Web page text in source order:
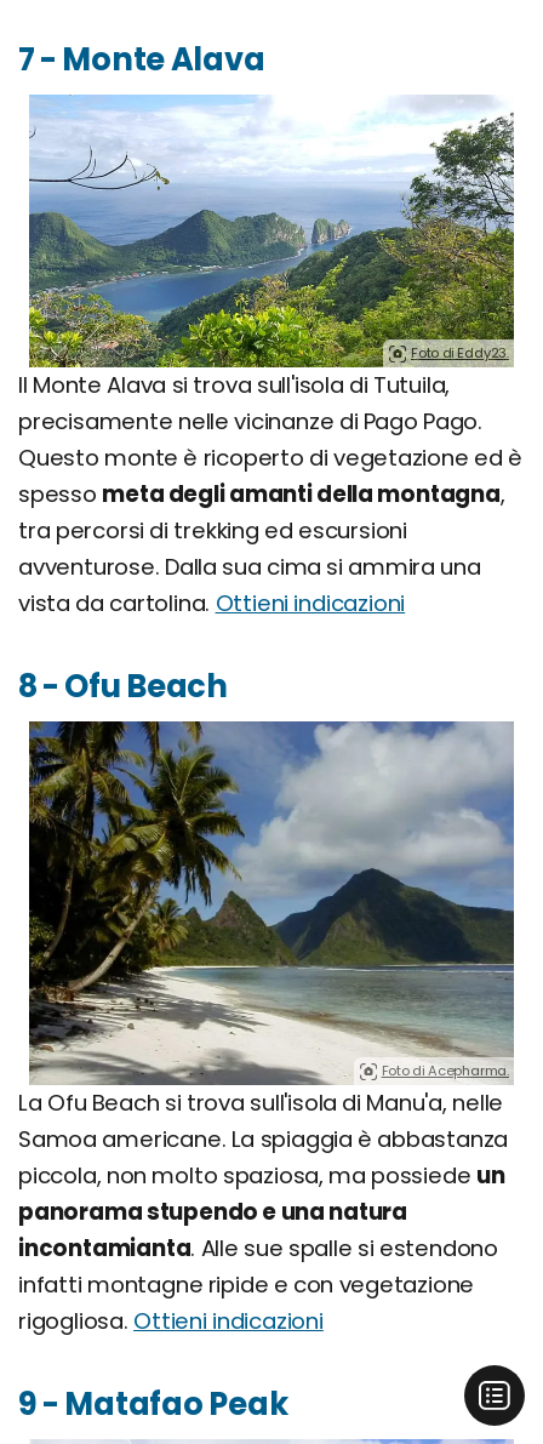
7 - Monte Alava
Foto di Eddy23.
Il Monte Alava si trova sull'isola di Tutuila,
precisamente nelle vicinanze di Pago Pago.
Questo monte è ricoperto di vegetazione ed è
spesso meta degli amanti della montagna,
tra percorsi di trekking ed escursioni
avventurose. Dalla sua cima si ammira una
vista da cartolina. Ottieni indicazioni
8 - Ofu Beach
Foto di Acepharma.
La Ofu Beach si trova sull'isola di Manu'a, nelle
Samoa americane. La spiaggia è abbastanza
piccola, non molto spaziosa, ma possiede un
panorama stupendo e una natura
incontamianta. Alle sue spalle si estendono
infatti montagne ripide e con vegetazione
rigogliosa. Ottieni indicazioni
9 - Matafao Peak